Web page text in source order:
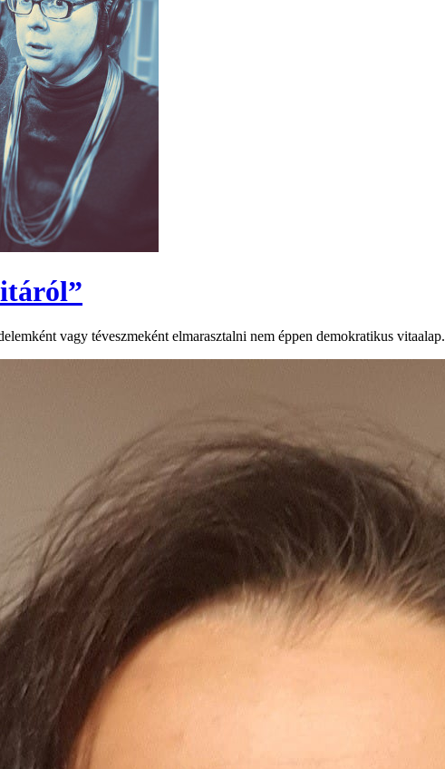
vagy téveszmeként elmarasztalni nem éppen demokratikus vitaalap.